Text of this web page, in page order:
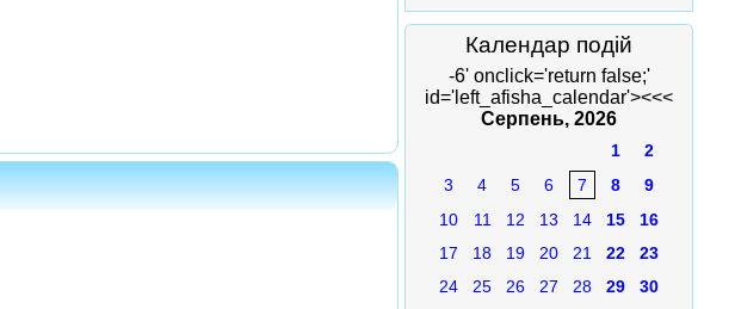
Календар подій
-6' onclick='return false;'
id='left_afisha_calendar'><<<
Серпень, 2026
1
2
3
4 5 6 7 8
9
10
11 12 13 14 15
16
17
18 19 20 21 22
23
24
25 26 27 28 29
30